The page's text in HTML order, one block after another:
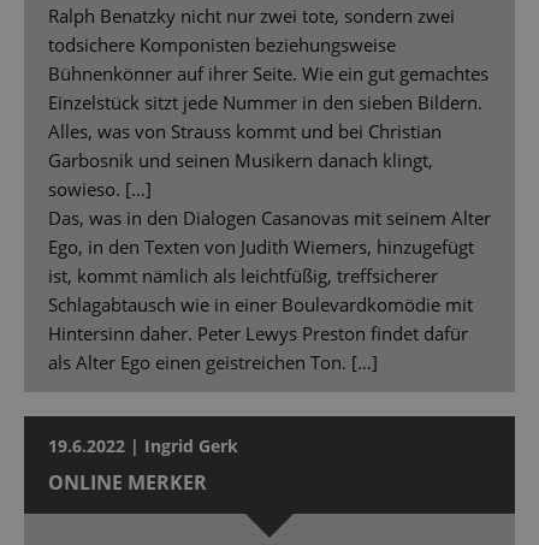
Ralph Benatzky nicht nur zwei tote, sondern zwei
todsichere Komponisten beziehungsweise
Bühnenkönner auf ihrer Seite. Wie ein gut gemachtes
Einzelstück sitzt jede Nummer in den sieben Bildern.
Alles, was von Strauss kommt und bei Christian
Garbosnik und seinen Musikern danach klingt,
sowieso. […]
Das, was in den Dialogen Casanovas mit seinem Alter
Ego, in den Texten von Judith Wiemers, hinzugefügt
ist, kommt nämlich als leichtfüßig, treffsicherer
Schlagabtausch wie in einer Boulevardkomödie mit
Hintersinn daher. Peter Lewys Preston findet dafür
als Alter Ego einen geistreichen Ton. […]
19.6.2022 | Ingrid Gerk
ONLINE MERKER